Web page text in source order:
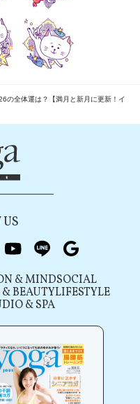
の全体運は？【満月と新月に更新！イ
youtubeline
& MINDSOCIAL
BEAUTYLIFESTYLE
& SPA